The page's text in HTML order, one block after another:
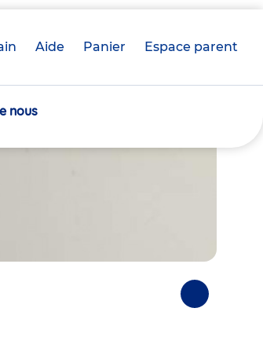
Aide Panier crèche(s)
Espace parent
nous
Photos
suivantes